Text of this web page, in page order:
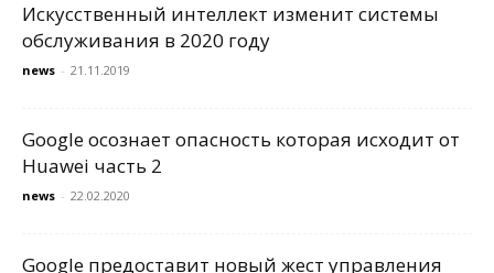
Искусственный интеллект изменит системы
обслуживания в 2020 году
news - 21.11.2019
Google осознает опасность которая исходит от
Huawei часть 2
news - 22.02.2020
Google предоставит новый жест управления